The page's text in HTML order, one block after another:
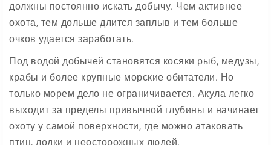
должны постоянно искать добычу. Чем активнее
охота, тем дольше длится заплыв и тем больше
очков удается заработать.
Под водой добычей становятся косяки рыб, медузы,
крабы и более крупные морские обитатели. Но
только морем дело не ограничивается. Акула легко
выходит за пределы привычной глубины и начинает
охоту у самой поверхности, где можно атаковать
птиц, лодки и неосторожных людей.